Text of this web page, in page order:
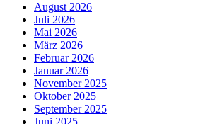
August 2026
Juli 2026
Mai 2026
März 2026
Februar 2026
Januar 2026
November 2025
Oktober 2025
September 2025